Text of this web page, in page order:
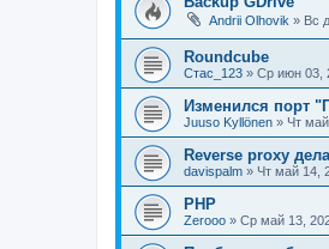
Andrii Olhovik » Вс
Roundcube
Стас_123 » Ср июн 03,
Изменился порт
Juuso Kyllönen » Чт
Reverse proxy
davispalm » Чт май 14,
PHP
Zerooo » Ср май 13,